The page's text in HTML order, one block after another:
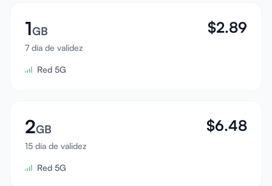
Invita a un amigo
Conviértete en afiliado
Centro de ayuda
Soporte
Compatibilidad de dispositivos
Iniciar sesión
1GB
7 día de validez
$2.89
Red 5G
2GB
15 día de validez
$6.48
Red 5G